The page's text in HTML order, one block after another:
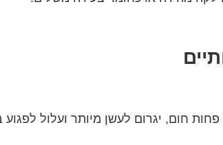
חום, יגרום לעשן מיותר ועלול